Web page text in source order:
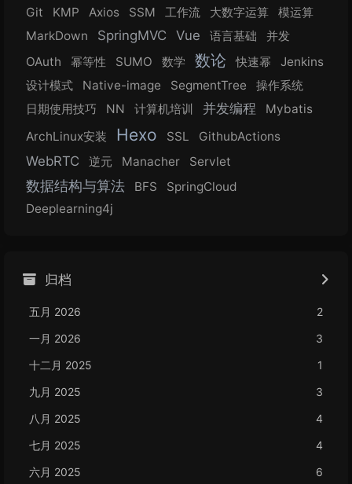
Git KMP Axios SSM 工作流 大数字运算
模运算
MarkDown
SpringMVC Vue 语言基础
并发
OAuth
幂等性 SUMO 数学 数论 快速幂
Jenkins
设计模式
Native-image SegmentTree
操作系统
日期使用技巧
NN 计算机培训 并发编程
Mybatis
ArchLinux安装
Hexo SSL GithubActions
WebRTC 逆元 Manacher Servlet
数据结构与算法 BFS
SpringCloud
Deeplearning4j
归档
五月 2026
2
一月 2026
3
十二月 2025
1
九月 2025
3
八月 2025
4
七月 2025
4
六月 2025
6